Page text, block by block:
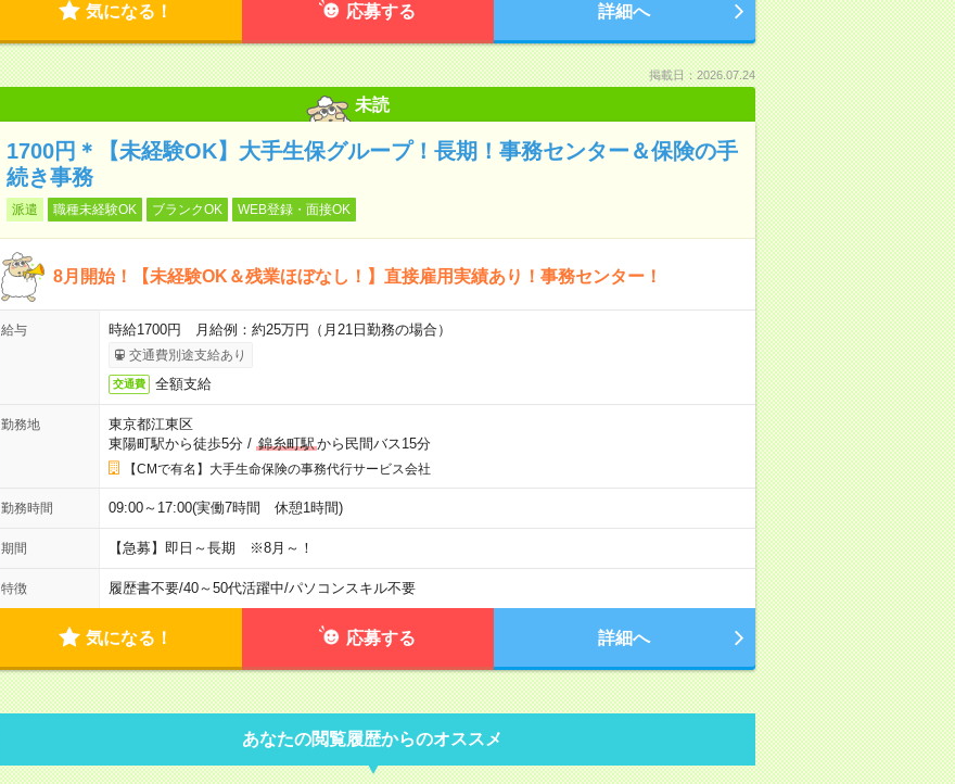
気になる！ 応募する 詳細へ
掲載日：2026.07.24
未読
1700円＊【未経験OK】大手生保グループ！長期！事務センター＆保険の手
続き事務
派遣 職種未経験OK ブランクOK WEB登録・面接OK
8月開始！【未経験OK＆残業ほぼなし！】直接雇用実績あり！事務センター！
給与 時給1700円 月給例：約25万円（月21日勤務の場合）
交通費別途支給あり
交通費 全額支給
勤務地
東京都江東区
東陽町駅から徒歩5分/ 錦糸町駅から民間バス15分
【CMで有名】大手生命保険の事務代行サービス会社
勤務時間 09:00～17:00(実働7時間 休憩1時間)
期間 【急募】即日～長期 ※8月～！
特徴 履歴書不要/40～50代活躍中/パソコンスキル不要
気になる！ 応募する 詳細へ
あなたの閲覧履歴からのオススメ